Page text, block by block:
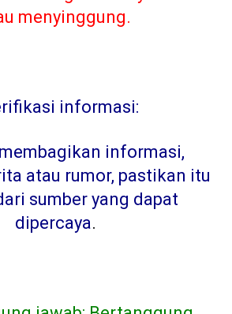
menyinggung.
informasi:
informasi,
atau rumor, pastikan itu
sumber yang dapat
dipercaya.